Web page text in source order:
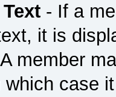
- If a
it is
member
which case